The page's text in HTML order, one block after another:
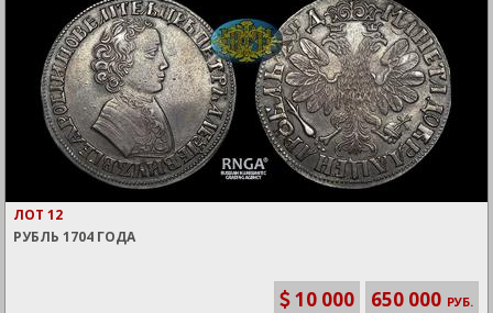
ЛОТ 12
РУБЛЬ 1704 ГОДА
10 000 650 000 РУБ.